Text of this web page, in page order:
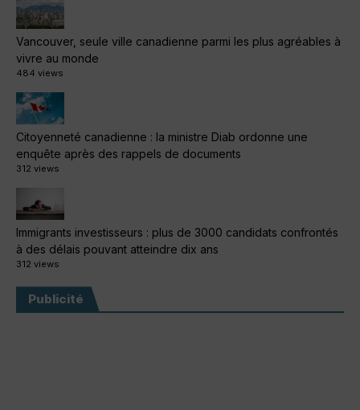
Vancouver, seule ville canadienne parmi les plus agréables à
vivre au monde
484 views
Citoyenneté canadienne : la ministre Diab ordonne une
enquête après des rappels de documents
312 views
Immigrants investisseurs : plus de 3000 candidats confrontés
à des délais pouvant atteindre dix ans
312 views
Publicité